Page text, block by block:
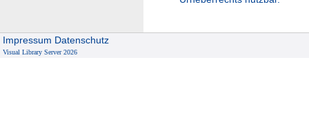
Impressum Datenschutz
Visual Library Server 2026